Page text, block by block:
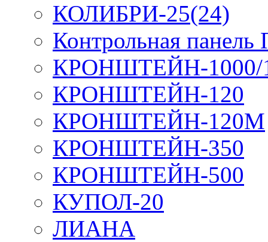
КОЛИБРИ-25(24)
Контрольная
КРОНШТЕЙН-1000/
КРОНШТЕЙН-120
КРОНШТЕЙН-120М
КРОНШТЕЙН-350
КРОНШТЕЙН-500
КУПОЛ-20
ЛИАНА